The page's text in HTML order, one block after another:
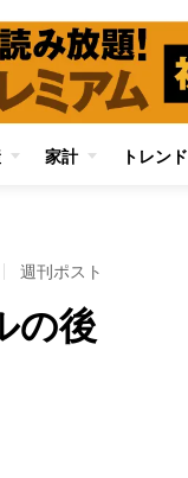
家計 トレンド
週刊ポスト
の後